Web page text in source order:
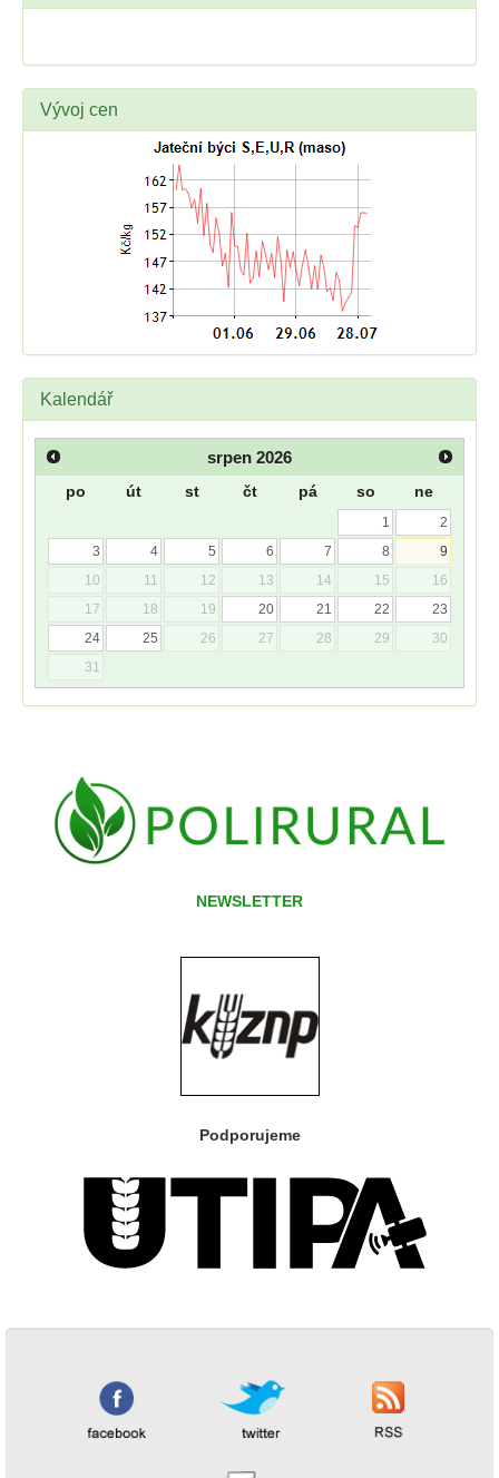
Vývoj cen
Kalendář
srpen 2026
po út st čt pá so ne
1
2
3
4 5 6 7 8
9
10
11 12 13 14 15
16
17
18 19 20 21 22
23
24
25 26 27 28 29
30
31
NEWSLETTER
Podporujeme